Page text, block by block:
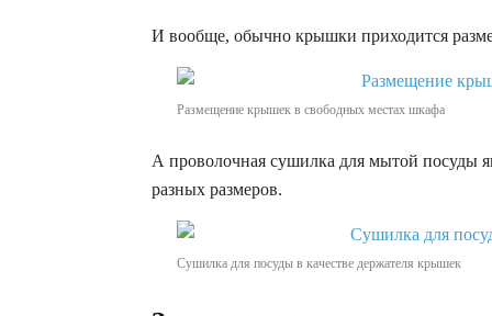
И вообще, обычно крышки приходится
Размещение крышек в свободных местах шкафа
А проволочная сушилка для мытой посуды
разных размеров.
Сушилка для посуды в качестве держателя крышек